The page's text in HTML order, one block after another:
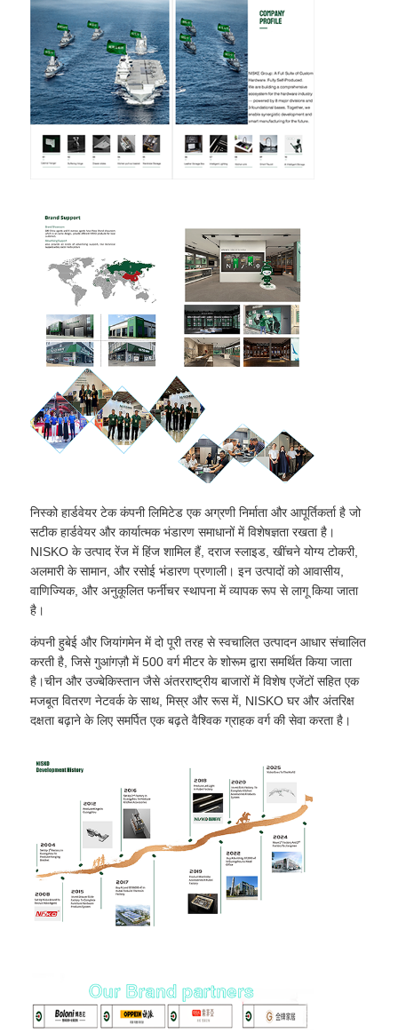
कटलरी ट्रे
कैबिनेट एलईडी लाइट
रसोई कचरा डिब्बा
चावल का कंटेनर
निस्को हार्डवेयर टेक कंपनी लिमिटेड एक अग्रणी निर्माता और आपूर्तिकर्ता है जो
सटीक हार्डवेयर और कार्यात्मक भंडारण समाधानों में विशेषज्ञता रखता है।
NISKO के उत्पाद रेंज में हिंज शामिल हैं, दराज स्लाइड, खींचने योग्य टोकरी,
अलमारी के सामान, और रसोई भंडारण प्रणाली। इन उत्पादों को आवासीय,
वाणिज्यिक, और अनुकूलित फर्नीचर स्थापना में व्यापक रूप से लागू किया जाता
है।
कंपनी हुबेई और जियांगमेन में दो पूरी तरह से स्वचालित उत्पादन आधार संचालित
करती है, जिसे गुआंगज़ौ में 500 वर्ग मीटर के शोरूम द्वारा समर्थित किया जाता
है।चीन और उज्बेकिस्तान जैसे अंतरराष्ट्रीय बाजारों में विशेष एजेंटों सहित एक
मजबूत वितरण नेटवर्क के साथ, मिस्र और रूस में, NISKO घर और अंतरिक्ष
दक्षता बढ़ाने के लिए समर्पित एक बढ़ते वैश्विक ग्राहक वर्ग की सेवा करता है।